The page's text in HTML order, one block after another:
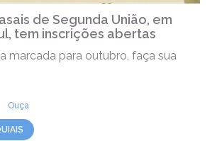
de Segunda União, em
tem inscrições abertas
marcada para outubro, faça sua
Ouça